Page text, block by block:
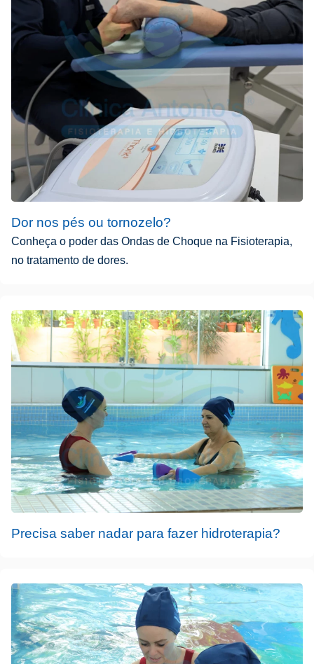
Dor nos pés ou tornozelo?
Conheça o poder das Ondas de Choque na Fisioterapia,
no tratamento de dores.
Precisa saber nadar para fazer hidroterapia?